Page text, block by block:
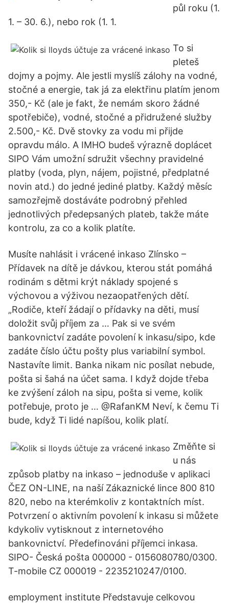
půl roku (1.
1. – 30. 6.), nebo rok (1. 1.
To si
pleteš
dojmy a pojmy. Ale jestli myslíš zálohy na vodné,
stočné a energie, tak já za elektřinu platím jenom
350,- Kč (ale je fakt, že nemám skoro žádné
spotřebiče), vodné, stočné a přidružené služby
2.500,- Kč. Dvě stovky za vodu mi přijde
opravdu málo. A IMHO budeš výrazně doplácet
SIPO Vám umožní sdružit všechny pravidelné
platby (voda, plyn, nájem, pojistné, předplatné
novin atd.) do jedné jediné platby. Každý měsíc
samozřejmě dostáváte podrobný přehled
jednotlivých předepsaných plateb, takže máte
kontrolu, za co a kolik platíte.
Musíte nahlásit i vrácené inkaso Zlínsko –
Přídavek na dítě je dávkou, kterou stát pomáhá
rodinám s dětmi krýt náklady spojené s
výchovou a výživou nezaopatřených dětí.
„Rodiče, kteří žádají o přídavky na děti, musí
doložit svůj příjem za … Pak si ve svém
bankovnictví zadáte povolení k inkasu/sipo, kde
zadáte číslo účtu pošty plus variabilní symbol.
Nastavíte limit. Banka nikam nic posílat nebude,
pošta si šahá na účet sama. I když dojde třeba
ke zvýšení záloh na sipu, pošta si veme, kolik
potřebuje, proto je … @RafanKM Neví, k čemu Ti
bude, když Ti lidé napíšou, kolik platí.
Změňte si
u nás
způsob platby na inkaso – jednoduše v aplikaci
ČEZ ON-LINE, na naší Zákaznické lince 800 810
820, nebo na kterémkoliv z kontaktních míst.
Potvrzení o aktivním povolení k inkasu si můžete
kdykoliv vytisknout z internetového
bankovnictví. Předefinováni příjemci inkasa.
SIPO- Česká pošta 000000 - 0156080780/0300.
T-mobile CZ 000019 - 2235210247/0100.
employment institute Představuje celkovou